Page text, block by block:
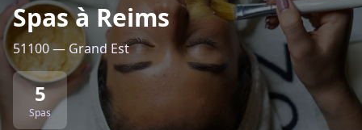
Spas à Reims
51100 — Grand Est
5
Spas